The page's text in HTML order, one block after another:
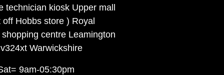
technician kiosk Upper mall
off Hobbs store ) Royal
shopping centre Leamington
Warwickshire
9am-05:30pm